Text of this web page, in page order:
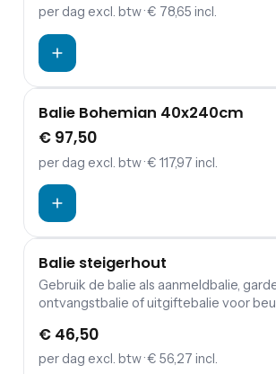
per dag excl. btw· € 78,65 incl.
Balie Bohemian 40x240cm
€ 97,50
per dag excl. btw· € 117,97 incl.
Balie steigerhout
Gebruik de balie als aanmeldbalie,
ontvangstbalie of uitgiftebalie voor
€ 46,50
per dag excl. btw· € 56,27 incl.